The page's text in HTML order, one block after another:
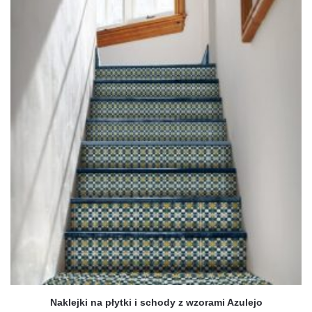
ma
wiele
Opcje
można
wybrać
na
stronie
produktu
Naklejki na płytki i schody z wzorami Azulejo